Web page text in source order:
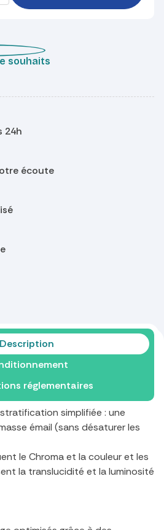
souhaits
24h
écoute
Description
réglementaires
simplifiée : une
émail (sans désaturer les
le Chroma et la couleur et les
la translucidité et la luminosité